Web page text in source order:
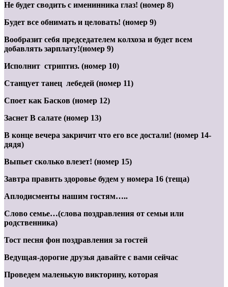
Не будет сводить с именинника глаз! (номер 8)
Будет все обнимать и целовать! (номер 9)
Вообразит себя председателем колхоза и будет всем
добавлять зарплату!(номер 9)
Исполнит стриптиз. (номер 10)
Станцует танец лебедей (номер 11)
Споет как Басков (номер 12)
Заснет В салате (номер 13)
В конце вечера закричит что его все достали! (номер 14-
дядя)
Выпьет сколько влезет! (номер 15)
Завтра править здоровье будем у номера 16 (теща)
Аплодисменты нашим гостям…..
Слово семье…(слова поздравления от семьи или
родственника)
Тост песня фон поздравления за гостей
Ведущая-дорогие друзья давайте с вами сейчас
Проведем маленькую викторину, которая